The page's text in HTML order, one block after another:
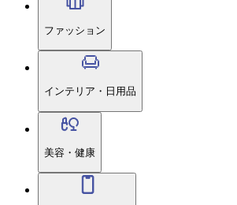
ファッション
インテリア・日用品
美容・健康